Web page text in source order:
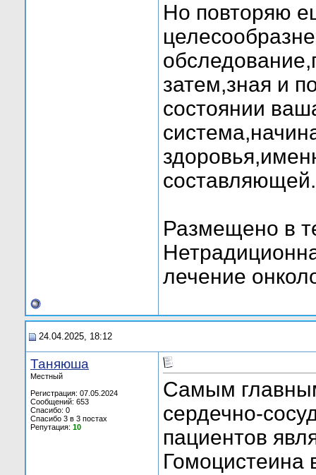
Но повторяю
затем,зная и
состоянии
составляющей.
Размещено в
лечение
24.04.2025, 18:12
Таняюша
Местный
Регистрация: 07.05.2024
Сообщений: 653
Спасибо: 0
Спасибо 3 в 3 постах
Репутация: 10
Самым
сердечно-
пациентов
Гомоцистеина